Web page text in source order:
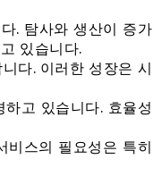
. 탐사와 생산이 증가
있습니다.
다. 이러한 성장은 시
고 있습니다. 효율성
비스의 필요성은 특히